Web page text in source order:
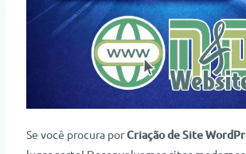
Se você procura porCriação de Site